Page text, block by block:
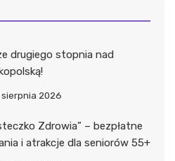
drugiego stopnia nad
sierpnia 2026
Zdrowia” – bezpłatne
i atrakcje dla seniorów 55+